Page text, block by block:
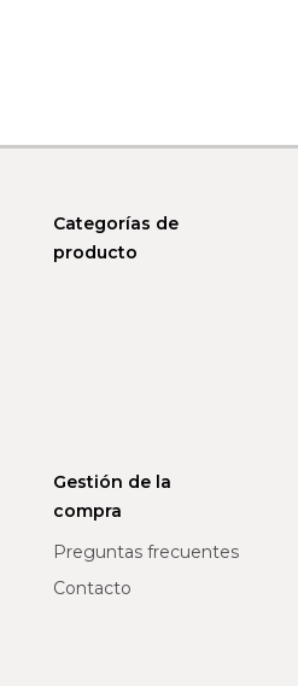
Categorías de
producto
Gestión de la
compra
Preguntas frecuentes
Contacto